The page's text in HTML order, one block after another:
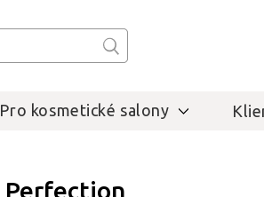
Pro kosmetické salony
Perfection